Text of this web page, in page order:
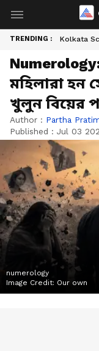
TRENDING : Kolkata
মহিলারা হন
খুলুন বিয়ের
Author : Partha
Published : Jul 03
numerology
Image Credit: Our own